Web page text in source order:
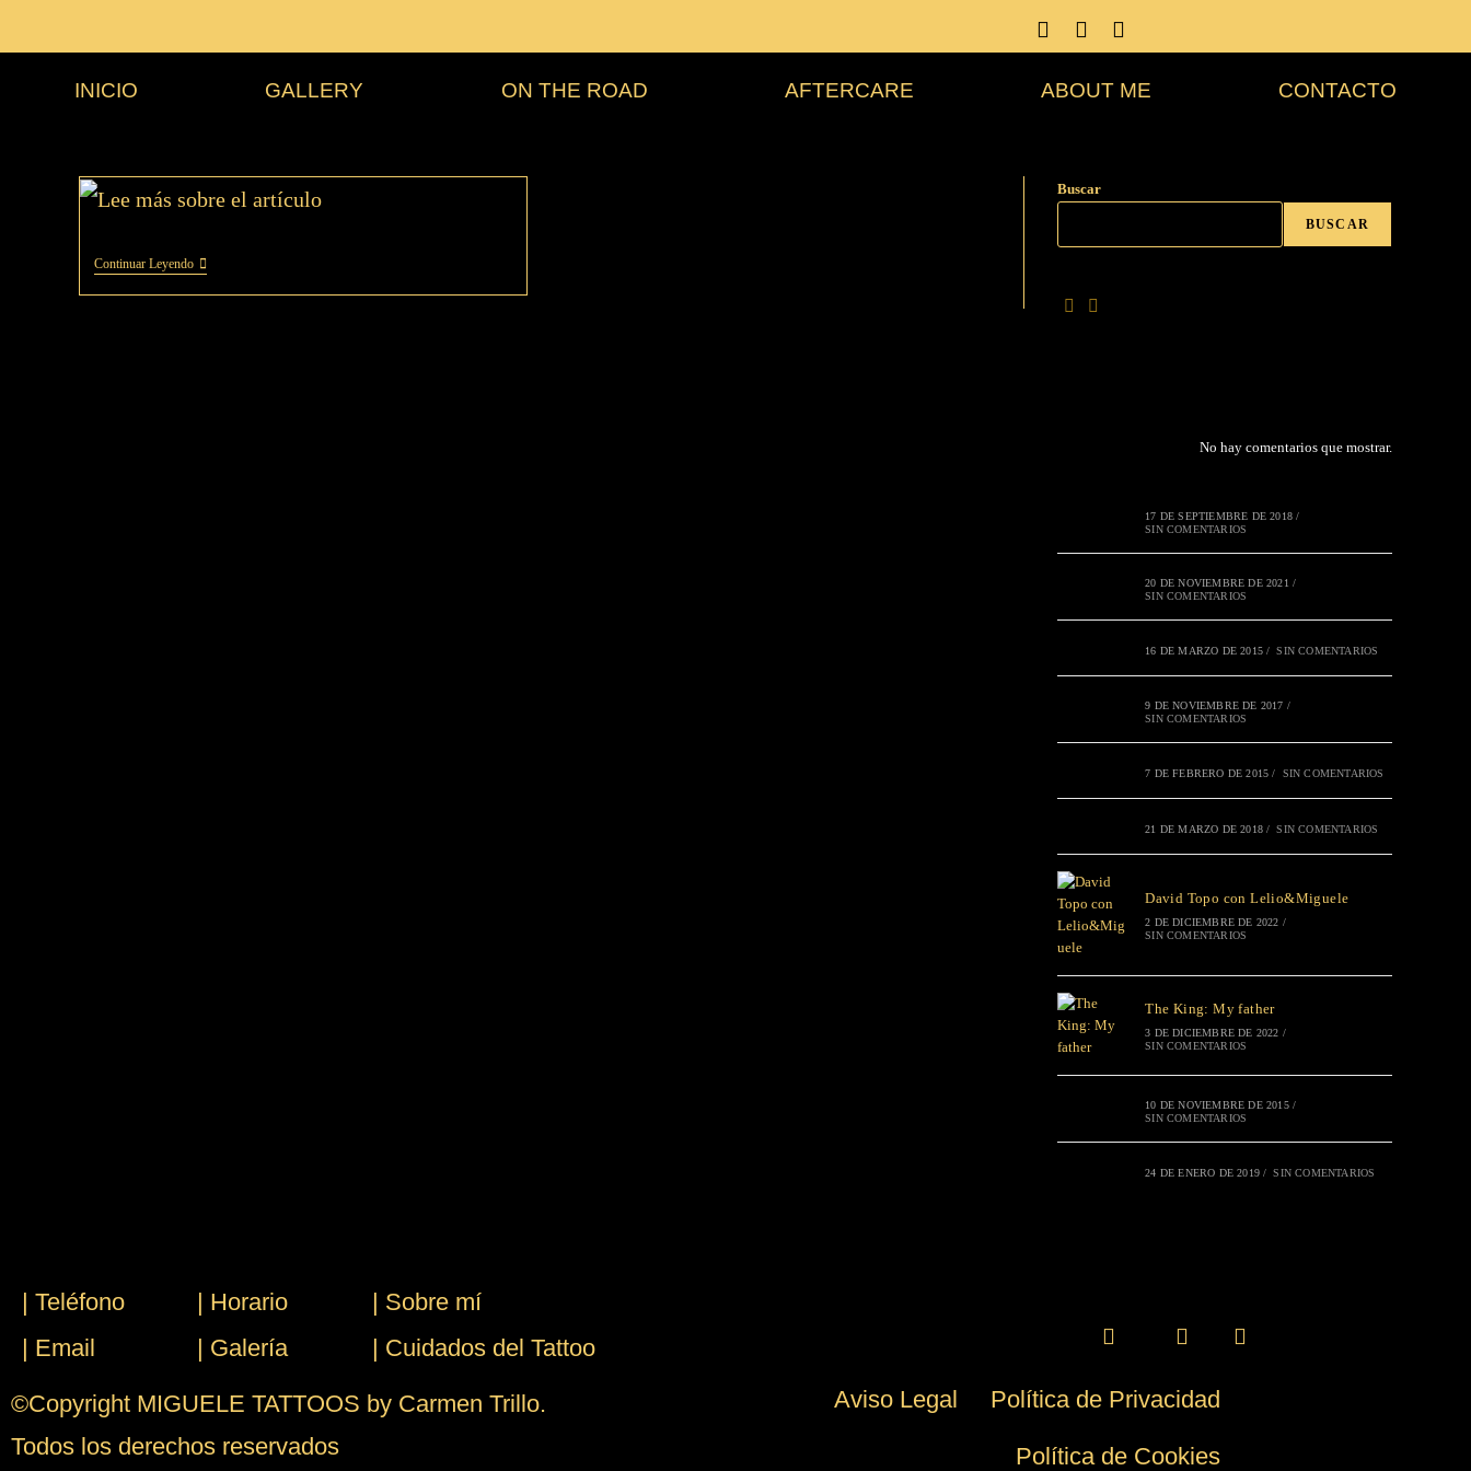
INICIO GALLERY ON THE ROAD AFTERCARE ABOUT ME CONTACTO
Continuar Leyendo
Buscar
BUSCAR
No hay comentarios que mostrar.
17 DE SEPTIEMBRE DE 2018 /
SIN COMENTARIOS
20 DE NOVIEMBRE DE 2021 /
SIN COMENTARIOS
16 DE MARZO DE 2015 / SIN COMENTARIOS
9 DE NOVIEMBRE DE 2017 /
SIN COMENTARIOS
7 DE FEBRERO DE 2015 / SIN COMENTARIOS
21 DE MARZO DE 2018 / SIN COMENTARIOS
David Topo con Lelio&Miguele
2 DE DICIEMBRE DE 2022 /
SIN COMENTARIOS
The King: My father
3 DE DICIEMBRE DE 2022 /
SIN COMENTARIOS
10 DE NOVIEMBRE DE 2015 /
SIN COMENTARIOS
24 DE ENERO DE 2019 / SIN COMENTARIOS
| Teléfono
| Email
| Horario
| Galería
| Sobre mí
| Cuidados del Tattoo
©Copyright MIGUELE TATTOOS by Carmen Trillo.
Todos los derechos reservados
Aviso Legal Política de Privacidad
Política de Cookies